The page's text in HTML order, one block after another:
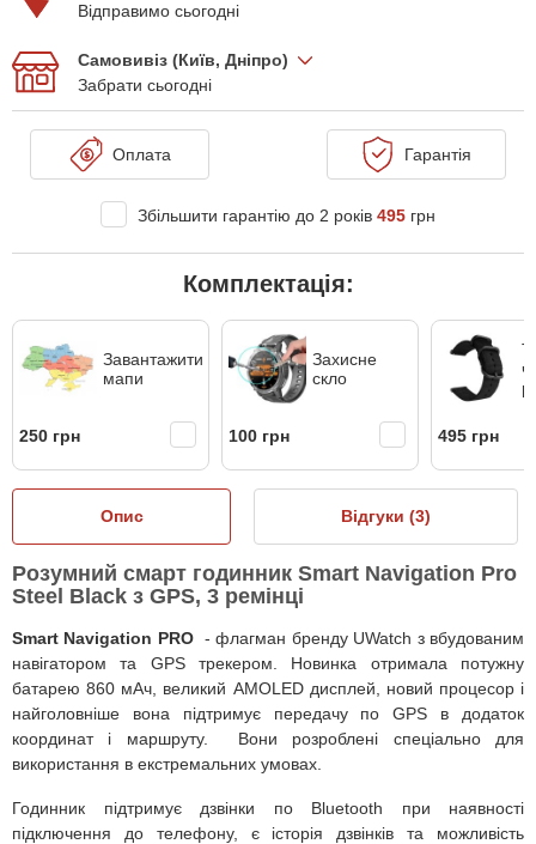
Відправимо сьогодні
Самовивіз (Київ, Дніпро)
Забрати сьогодні
Оплата Гарантія
Збільшити гарантію до 2 років 495 грн
Комплектація:
Завантажити
мапи
250 грн
Захисне
скло
100 грн 495 грн
Опис Відгуки (3)
Розумний смарт годинник Smart Navigation Pro
Steel Black з GPS, 3 ремінці
Smart Navigation PRO- флагман бренду UWatch з вбудованим
навігатором та GPS трекером. Новинка отримала потужну
батарею 860 мАч, великий AMOLED дисплей, новий процесор і
найголовніше вона підтримує передачу по GPS в додаток
координат і маршруту. Вони розроблені спеціально для
використання в екстремальних умовах.
Годинник підтримує дзвінки по Bluetooth при наявності
підключення до телефону, є історія дзвінків та можливість